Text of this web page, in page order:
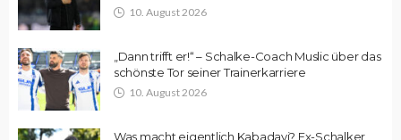
10. August 2026
„Dann trifft er!“ – Schalke-Coach Muslic über das
schönste Tor seiner Trainerkarriere
10. August 2026
Was macht eigentlich Kabadayi? Ex-Schalker